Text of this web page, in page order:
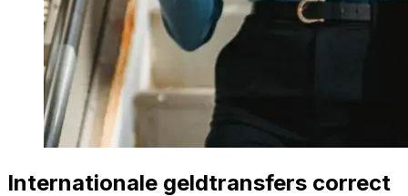
Internationale geldtransfers correct